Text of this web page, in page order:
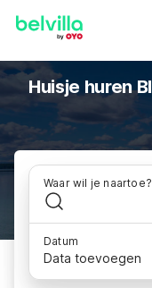
Huisje huren
Waar wil je naartoe?
Datum
Data toevoegen